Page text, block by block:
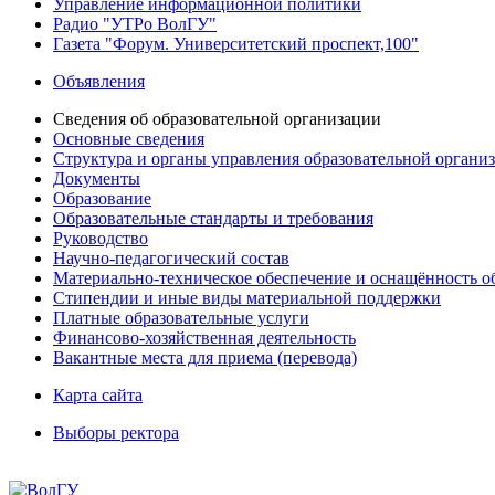
Управление информационной политики
Радио "УТРо ВолГУ"
Газета "Форум. Университетский проспект,100"
Объявления
Сведения об образовательной организации
Основные сведения
Структура и органы управления образовательной
Документы
Образование
Образовательные стандарты и требования
Руководство
Научно-педагогический состав
Материально-техническое обеспечение и оснащённость
Стипендии и иные виды материальной поддержки
Платные образовательные услуги
Финансово-хозяйственная деятельность
Вакантные места для приема (перевода)
Карта сайта
Выборы ректора